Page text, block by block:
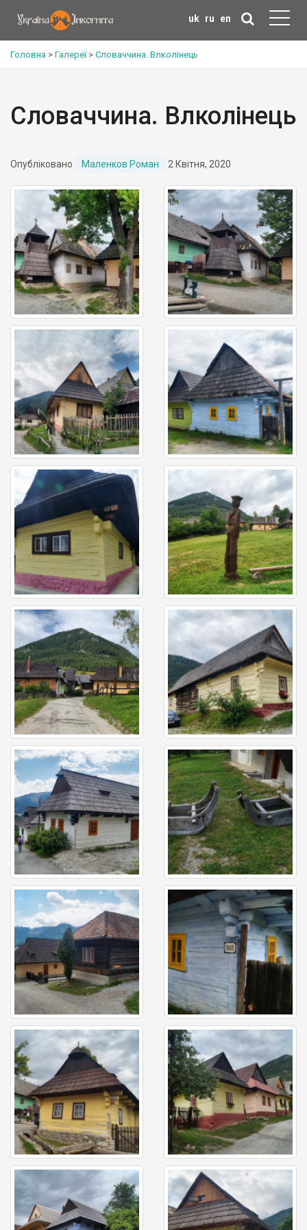
uk ru en
Головна > Галереї> Словаччина. Влколінець
Словаччина. Влколінець
Опубліковано Маленков Роман 2 Квітня, 2020